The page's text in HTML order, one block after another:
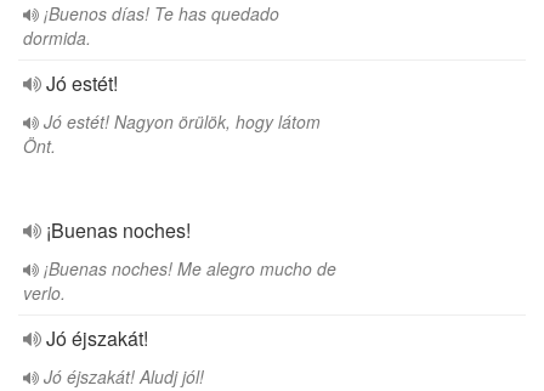
¡Buenos días! Te has quedado
dormida.
Jó estét!
Jó estét! Nagyon örülök, hogy látom
Önt.
¡Buenas noches!
¡Buenas noches! Me alegro mucho de
verlo.
Jó éjszakát!
Jó éjszakát! Aludj jól!